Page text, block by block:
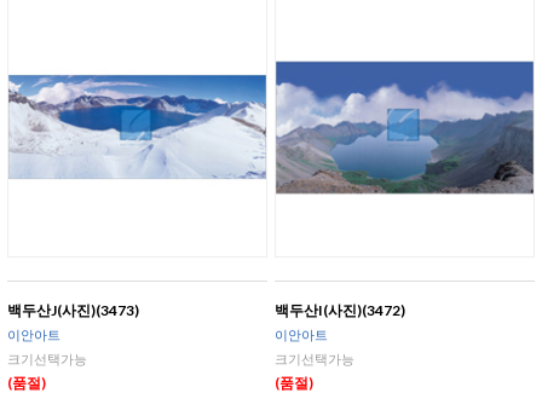
백두산J(사진)(3473)
이안아트
크기선택가능
(품절)
백두산I(사진)(3472)
이안아트
크기선택가능
(품절)